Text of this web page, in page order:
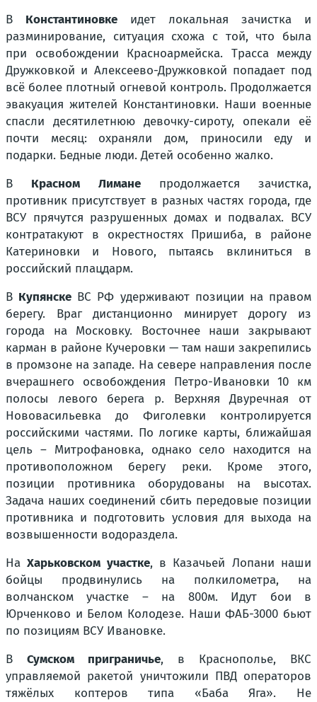
В Константиновке идет локальная зачистка и
разминирование, ситуация схожа с той, что была
при освобождении Красноармейска. Трасса между
Дружковкой и Алексеево-Дружковкой попадает под
всё более плотный огневой контроль. Продолжается
эвакуация жителей Константиновки. Наши военные
спасли десятилетнюю девочку-сироту, опекали её
почти месяц: охраняли дом, приносили еду и
подарки. Бедные люди. Детей особенно жалко.
В Красном Лиманепродолжается зачистка,
противник присутствует в разных частях города, где
ВСУ прячутся разрушенных домах и подвалах. ВСУ
контратакуют в окрестностях Пришиба, в районе
Катериновки и Нового, пытаясь вклиниться в
российский плацдарм.
В Купянске ВС РФ удерживают позиции на правом
берегу. Враг дистанционно минирует дорогу из
города на Московку. Восточнее наши закрывают
карман в районе Кучеровки — там наши закрепились
в промзоне на западе. На севере направления после
вчерашнего освобождения Петро-Ивановки 10 км
полосы левого берега р. Верхняя Двуречная от
Нововасильевка до Фиголевки контролируется
российскими частями. По логике карты, ближайшая
цель – Митрофановка, однако село находится на
противоположном берегу реки. Кроме этого,
позиции противника оборудованы на высотах.
Задача наших соединений сбить передовые позиции
противника и подготовить условия для выхода на
возвышенности водораздела.
НаХарьковском участке, в Казачьей Лопани наши
бойцы продвинулись на полкилометра, на
волчанском участке – на 800м. Идут бои в
Юрченково и Белом Колодезе. Наши ФАБ-3000 бьют
по позициям ВСУ Ивановке.
В Сумском приграничье, в Краснополье, ВКС
управляемой ракетой уничтожили ПВД операторов
тяжёлых коптеров типа «Баба Яга». Не